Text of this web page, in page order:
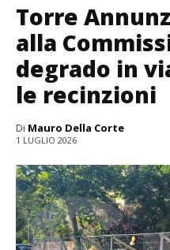
Torre
alla
degrado in
le recinzioni
Di Mauro Della Corte
1 LUGLIO 2026